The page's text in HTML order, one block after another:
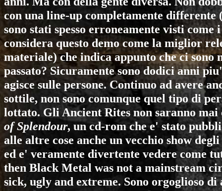
con una line-up completamente
sono stati spesso erroneamente visti
considera questo demo come la miglior
materiale) che indica appunto che ci
passato? Sicuramente sono dodici anni
agisce sulle persone. Continuo ad avere
sottile, non sono comunque quel tipo di
lottato. Gli Ancient Rites non saranno
of Splendour, un cd-rom che e' stato
alle altre cose anche un vecchio show degli
ed e' veramente divertente vedere come
then Black Metal was not a mainstream
sick, ugly and extreme. Sono orgoglioso